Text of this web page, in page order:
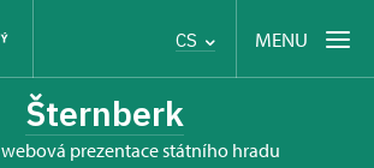
CS MENU
Šternberk
webová prezentace státního hradu